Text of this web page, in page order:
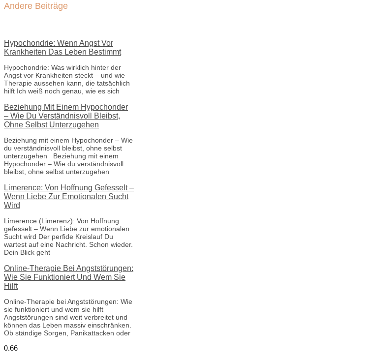
Andere Beiträge
Hypochondrie: Wenn Angst Vor
Krankheiten Das Leben Bestimmt
Hypochondrie: Was wirklich hinter der
Angst vor Krankheiten steckt – und wie
Therapie aussehen kann, die tatsächlich
hilft Ich weiß noch genau, wie es sich
Beziehung Mit Einem Hypochonder
– Wie Du Verständnisvoll Bleibst,
Ohne Selbst Unterzugehen
Beziehung mit einem Hypochonder – Wie
du verständnisvoll bleibst, ohne selbst
unterzugehen Beziehung mit einem
Hypochonder – Wie du verständnisvoll
bleibst, ohne selbst unterzugehen
Limerence: Von Hoffnung Gefesselt –
Wenn Liebe Zur Emotionalen Sucht
Wird
Limerence (Limerenz): Von Hoffnung
gefesselt – Wenn Liebe zur emotionalen
Sucht wird Der perfide Kreislauf Du
wartest auf eine Nachricht. Schon wieder.
Dein Blick geht
Online-Therapie Bei Angststörungen:
Wie Sie Funktioniert Und Wem Sie
Hilft
Online-Therapie bei Angststörungen: Wie
sie funktioniert und wem sie hilft
Angststörungen sind weit verbreitet und
können das Leben massiv einschränken.
Ob ständige Sorgen, Panikattacken oder